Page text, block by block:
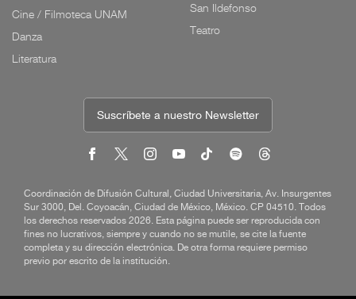
Cine / Filmoteca UNAM
Danza
Literatura
San Ildefonso
Teatro
Suscríbete a nuestro Newsletter
Coordinación de Difusión Cultural, Ciudad Universitaria, Av. Insurgentes
Sur 3000, Del. Coyoacán, Ciudad de México, México. CP 04510. Todos
los derechos reservados 2026. Esta página puede ser reproducida con
fines no lucrativos, siempre y cuando no se mutile, se cite la fuente
completa y su dirección electrónica. De otra forma requiere permiso
previo por escrito de la institución.